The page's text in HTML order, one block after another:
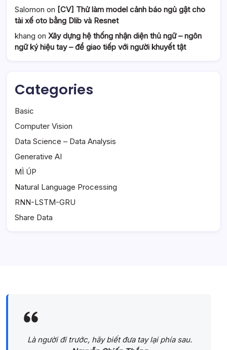
Salomon on [CV] Thử làm model cảnh báo ngủ gật cho
tài xế oto bằng Dlib và Resnet
khang on Xây dựng hệ thống nhận diện thủ ngữ – ngôn
ngữ ký hiệu tay – để giao tiếp với người khuyết tật
Categories
Basic
Computer Vision
Data Science – Data Analysis
Generative AI
MÌ ÚP
Natural Language Processing
RNN-LSTM-GRU
Share Data
Là người đi trước, hãy biết đưa tay lại phía sau.